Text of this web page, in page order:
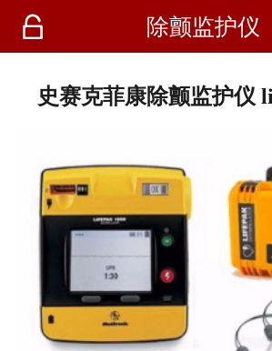
 除颤监护仪
史赛克菲康除颤监护仪